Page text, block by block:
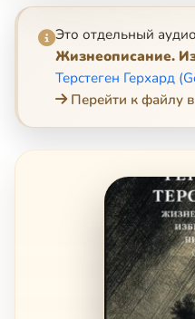
Это отдельный
Жизнеописание.
Терстеген Герхард
Перейти к файлу